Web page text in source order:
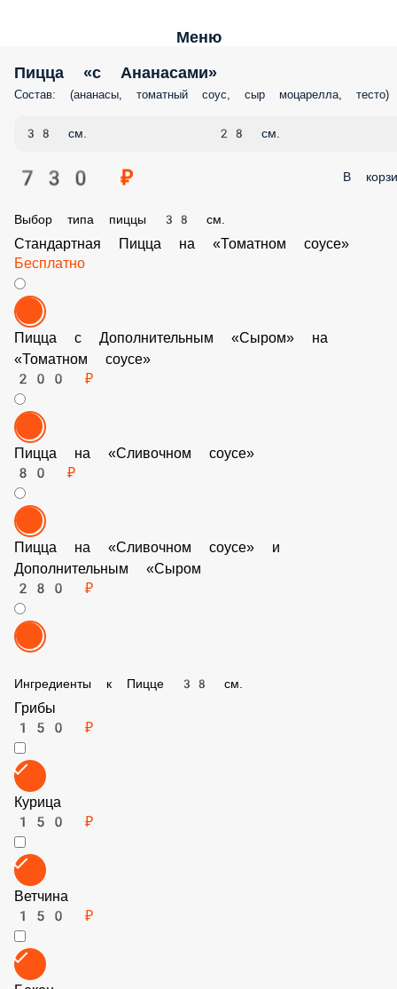
Меню
Пицца «с Ананасами»
Состав: (ананасы, томатный соус, сыр моцарелла, тесто)
38 см. 28 см.
730 ₽ В
Выбор типа пиццы 38 см.
Стандартная Пицца на «Томатном соусе»
Бесплатно
Пицца с Дополнительным «Сыром» на «Томатном соусе»
200 ₽
80 ₽
280 ₽
Ингредиенты к Пицце 38 см.
Грибы
150 ₽
Курица
150 ₽